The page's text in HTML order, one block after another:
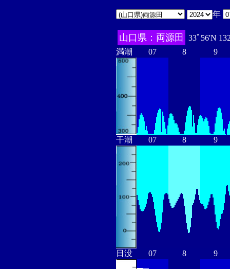
年
山口県：両源田
33ﾟ56'N
満潮
07 8 9
干潮 07 8 9
日没 07 8 9